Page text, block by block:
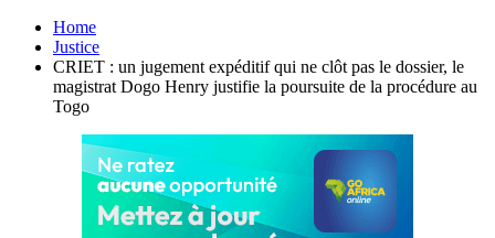
Home
Justice
CRIET : un jugement expéditif qui ne clôt pas le dossier, le
magistrat Dogo Henry justifie la poursuite de la procédure au
Togo